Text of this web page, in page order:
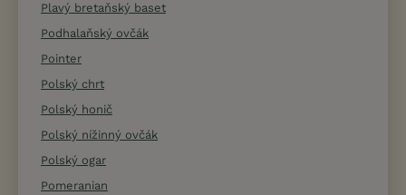
Plavý bretaňský baset
Podhalaňský ovčák
Pointer
Polský chrt
Polský honič
Polský nížinný ovčák
Polský ogar
Pomeranian